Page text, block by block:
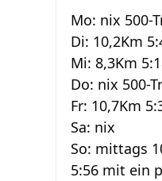
Mo: nix 500-
Di: 10,2Km
Mi: 8,3Km
Do: nix 500-
Fr: 10,7Km
Sa: nix
So: mittags
5:56 mit ein